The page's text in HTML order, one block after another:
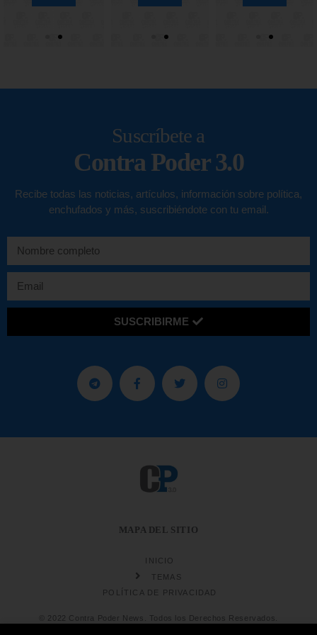
Suscríbete a
Contra Poder 3.0
Recibe todas las noticias, artículos, información sobre política,
enchufados y más, suscribiéndote con tu email.
SUSCRIBIRME
MAPA DEL SITIO
INICIO
TEMAS
POLÍTICA DE PRIVACIDAD
© 2022 Contra Poder News. Todos los Derechos Reservados.